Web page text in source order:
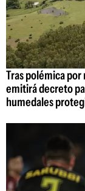
Tras polémica
emitirá decreto
humedales